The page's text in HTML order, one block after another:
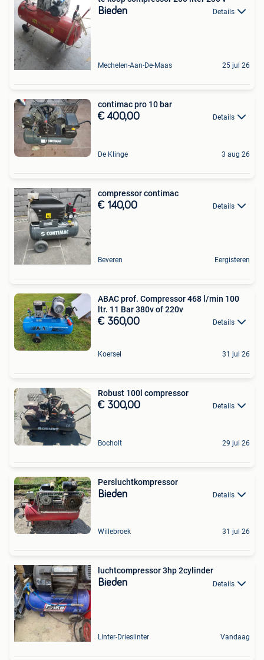
Bieden Details
Mechelen-Aan-De-Maas 25 jul 26
contimac pro 10 bar
€ 400,00 Details
De Klinge 3 aug 26
compressor contimac
€ 140,00 Details
Beveren Eergisteren
ABAC prof. Compressor 468 l/min 100
ltr. 11 Bar 380v of 220v
€ 360,00 Details
Koersel 31 jul 26
Robust 100l compressor
€ 300,00 Details
Bocholt 29 jul 26
Persluchtkompressor
Bieden Details
Willebroek 31 jul 26
luchtcompressor 3hp 2cylinder
Bieden Details
Linter-Drieslinter Vandaag